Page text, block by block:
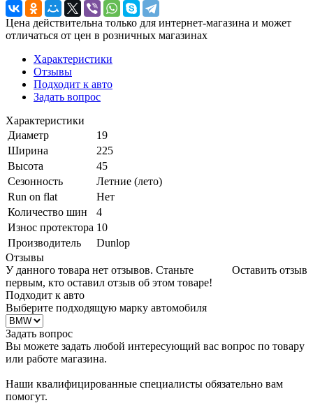
Цена действительна только для интернет-магазина и может
отличаться от цен в розничных магазинах
Характеристики
Отзывы
Подходит к авто
Задать вопрос
Характеристики
Диаметр
19
Ширина
225
Высота
45
Сезонность
Летние (лето)
Run on flat
Нет
Количество шин
4
Износ протектора 10
Производитель
Dunlop
Отзывы
Оставить отзыв
У данного товара нет отзывов. Станьте
первым, кто оставил отзыв об этом товаре!
Подходит к авто
Выберите подходящую марку автомобиля
Задать вопрос
Вы можете задать любой интересующий вас вопрос по товару
или работе магазина.
Наши квалифицированные специалисты обязательно вам
помогут.